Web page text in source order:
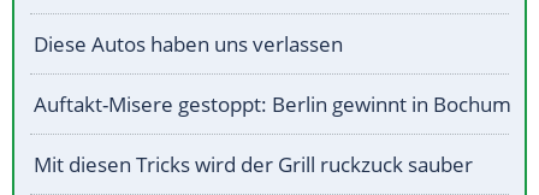
Diese Autos haben uns verlassen
Auftakt-Misere gestoppt: Berlin gewinnt in Bochum
Mit diesen Tricks wird der Grill ruckzuck sauber